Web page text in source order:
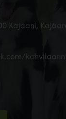
Kajaani, Kajaani